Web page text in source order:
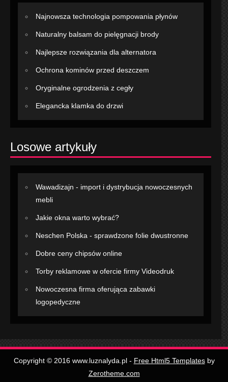
Najnowsza technologia pompowania płynów
Naturalny balsam do pielęgnacji brody
Najlepsze rozwiązania dla alternatora
Ochrona kominów przed deszczem
Oryginalne ogrodzenia z cegły
Elegancka klamka do drzwi
Losowe artykuły
Wawadizajn - import i dystrybucja nowoczesnych
mebli
Jakie okna warto wybrać?
Neschen Polska - sprawdzone folie dwustronne
Dobre ceny chipsów online
Torby reklamowe w ofercie firmy Videodruk
Nowoczesna firma oferująca zabawki
logopedyczne
Copyright © 2016 www.luznalyda.pl - Free Html5 Templatesby
Zerotheme.com